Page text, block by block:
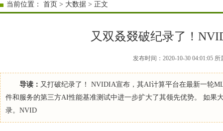
当前位置： 首页 > 大数据 > 正文
又双叒叕破纪录了！
发布时间：2020-10-30 04:01:05
导读： 又打破纪录了！ NVIDIA宣布，其AI计算平台在最新一轮
件和服务的第三方AI性能基准测试中进一步扩大了其领先优势。 如
录。NVID